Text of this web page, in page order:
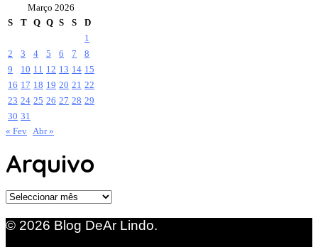
Março 2026
S
T Q Q S S
D
1
2
3 4 5 6 7
8
9
10 11 12 13 14 15
16 17 18 19 20 21 22
23 24 25 26 27 28 29
30 31
« Fev Abr »
Arquivo
Arquivo
© 2026 Blog DeAr Lindo.